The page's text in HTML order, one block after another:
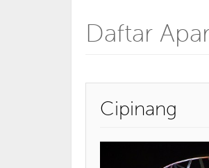
Daftar
Cipinang